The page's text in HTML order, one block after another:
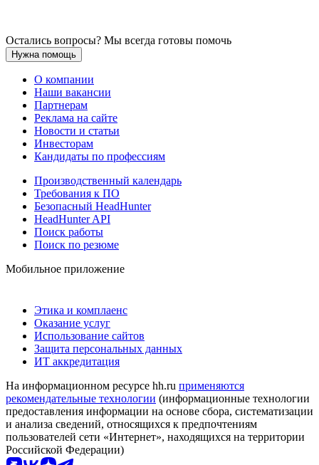
Остались вопросы? Мы всегда готовы помочь
Нужна помощь
О компании
Наши вакансии
Партнерам
Реклама на сайте
Новости и статьи
Инвесторам
Кандидаты по профессиям
Производственный календарь
Требования к ПО
Безопасный HeadHunter
HeadHunter API
Поиск работы
Поиск по резюме
Мобильное приложение
Этика и комплаенс
Оказание услуг
Использование сайтов
Защита персональных данных
ИТ аккредитация
На информационном ресурсе hh.ru применяются
рекомендательные технологии (информационные технологии
предоставления информации на основе сбора, систематизации
и анализа сведений, относящихся к предпочтениям
пользователей сети «Интернет», находящихся на территории
Российской Федерации)